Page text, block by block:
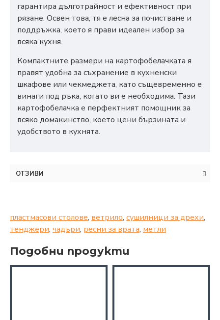
гарантира дълготрайност и ефективност при
рязане. Освен това, тя е лесна за почистване и
поддръжка, което я прави идеален избор за
всяка кухня.
Компактните размери на картофобелачката я
правят удобна за съхранение в кухненски
шкафове или чекмеджета, като същевременно е
винаги под ръка, когато ви е необходима. Тази
картофобелачка е перфектният помощник за
всяко домакинство, което цени бързината и
удобството в кухнята.
ОТЗИВИ
пластмасови столове, ветрило, сушилници за дрехи,
тенджери, чадъри, ресни за врата, метли
Подобни продукти